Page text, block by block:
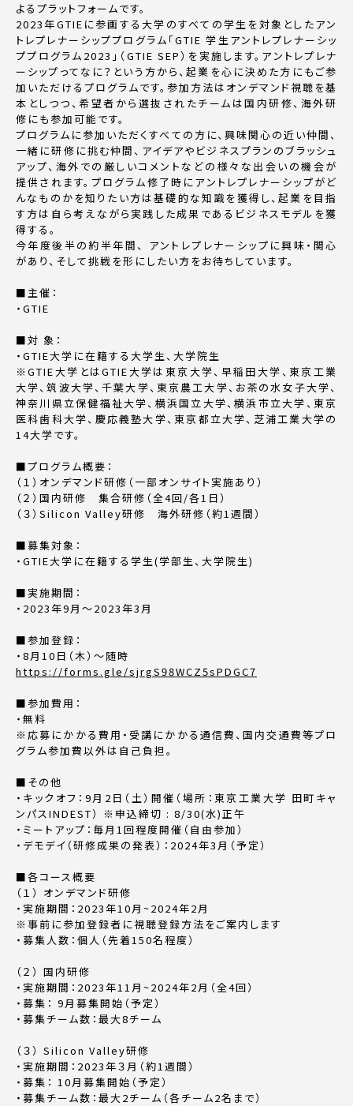
よるプラットフォームです。
2023年GTIE に参画する大学のすべての学生を対象としたアン
トレプレナーシッププログラム「GTIE学生アントレプレナーシッ
ププログラム 2023 」（GTIE SEP）を実施します。アントレプレナ
ーシップってなに？という方から、起業を心に決めた方にもご参
加いただけるプログラムです。参加方法はオンデマンド視聴を基
本としつつ、希望者から選抜されたチームは国内研修、海外研
修にも参加可能です。
プログラムに参加いただくすべての方に、興味関心の近い仲間、
一緒に研修に挑む仲間、アイデアやビジネスプランのブラッシュ
アップ、海外での厳しいコメントなどの様々な出会いの機会が
提供されます。プログラム修了時にアントレプレナーシップがど
んなものかを知りたい方は基礎的な知識を獲得し、起業を目指
す方は自ら考えながら実践した成果であるビジネスモデルを獲
得する。
今年度後半の約半年間、 アントレプレナーシップに興味・関心
があり、そして挑戦を形にしたい方をお待ちしています。
■主催：
・ GTIE
■対 象：
・ GTIE大学に在籍する大学生、大学院生
※GTIE大学とはGTIE大学は東京大学、早稲田大学、東京工業
大学、筑波大学、千葉大学、東京農工大学、お茶の水女子大学、
神奈川県立保健福祉大学、横浜国立大学、横浜市立大学、東京
医科歯科大学、慶応義塾大学、東京都立大学、芝浦工業大学の
14大学です。
■プログラム概要：
（１）オンデマンド研修（一部オンサイト実施あり）
（２）国内研修 集合研修（全4回/各1 日）
（３） Silicon Valley研修 海外研修（約1週間）
■募集対象：
・ GTIE大学に在籍する学生(学部生、大学院生)
■実施期間：
・ 2023年9月〜2023年3 月
■参加登録：
・ 8月 10 日（木）〜随時
https://forms.gle/sjrgS98WCZ5sPDGC7
■参加費用：
・無料
※応募にかかる費用・受講にかかる通信費、国内交通費等プロ
グラム参加費以外は自己負担。
■ その他
・キックオフ： 9月 2 日（土）開催（場所：東京工業大学 田町キャ
ンパスINDEST） ※申込締切 : 8/30(水)正午
・ミートアップ：毎月 1回程度開催（自由参加）
・デモデイ（研修成果の発表）： 2024年3 月（予定）
■各コース概要
（１） オンデマンド研修
・実施期間： 2023年10月 ~2024年2月
※ 事前に参加登録者に視聴登録方法をご案内します
・募集人数：個人（先着150名程度）
（２） 国内研修
・実施期間： 2023年11 月 ~2024年2月（全4回）
・募集： 9月募集開始（予定）
・募集チーム数：最大8チーム
（３） Silicon Valley研修
・実施期間： 2023年３月（約1週間）
・募集： 10月募集開始（予定）
・募集チーム数：最大2チーム（各チーム2名まで）